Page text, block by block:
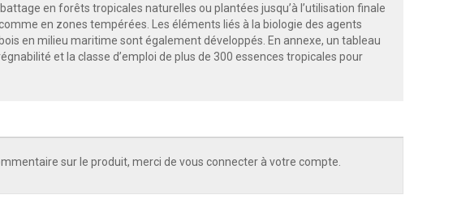
en forêts tropicales naturelles ou plantées jusqu’à l’utilisation finale
en zones tempérées. Les éléments liés à la biologie des agents
en milieu maritime sont également développés. En annexe, un tableau
et la classe d’emploi de plus de 300 essences tropicales pour
sur le produit, merci de vous connecter à votre compte.